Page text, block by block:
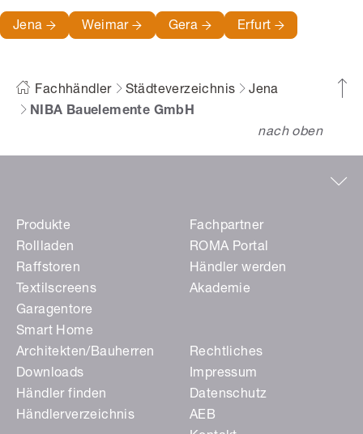
Jena Weimar Gera Erfurt
Fachhändler Städteverzeichnis
Jena
NIBA Bauelemente GmbH
nach oben
Produkte
Rollladen
Raffstoren
Textilscreens
Garagentore
Smart Home
Fachpartner
ROMA Portal
Händler werden
Akademie
Architekten/Bauherren
Downloads
Händler finden
Händlerverzeichnis
Rechtliches
Impressum
Datenschutz
AEB